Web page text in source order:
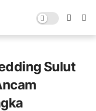
Sulut